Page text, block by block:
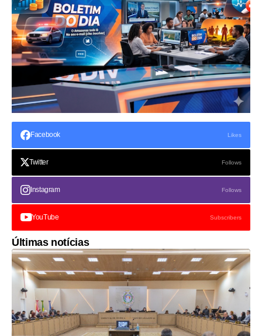
Facebook Likes
Twitter Follows
Instagram Follows
YouTube Subscribers
Últimas notícias